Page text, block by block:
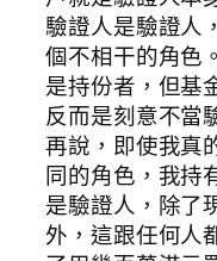
驗證人是驗證人
個不相干的角色
是持份者，但基
反而是刻意不當
再說，即使我真
同的角色，我持
是驗證人，除了
外，這跟任何人